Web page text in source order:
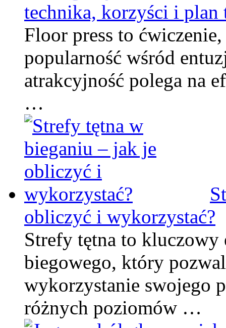
technika, korzyści i plan
Floor press to
popularność wśród
atrakcyjność polega na
…
obliczyć i wykorzystać?
Strefy tętna to kluczowy
biegowego, który
wykorzystanie swojego
różnych poziomów …